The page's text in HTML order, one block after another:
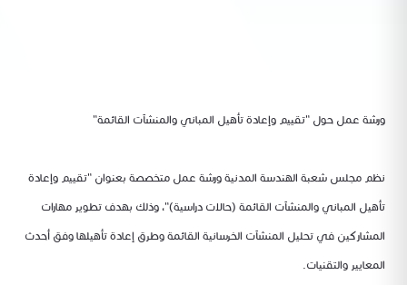
ورشة عمل حول "تقييم وإعادة تأهيل المباني والمنشآت القائمة"
نظم مجلس شعبة الهندسة المدنية ورشة عمل متخصصة بعنوان "تقييم وإعادة
تأهيل المباني والمنشآت القائمة (حالات دراسية)"، وذلك بهدف تطوير مهارات
المشاركين في تحليل المنشآت الخرسانية القائمة وطرق إعادة تأهيلها وفق أحدث
المعايير والتقنيات.